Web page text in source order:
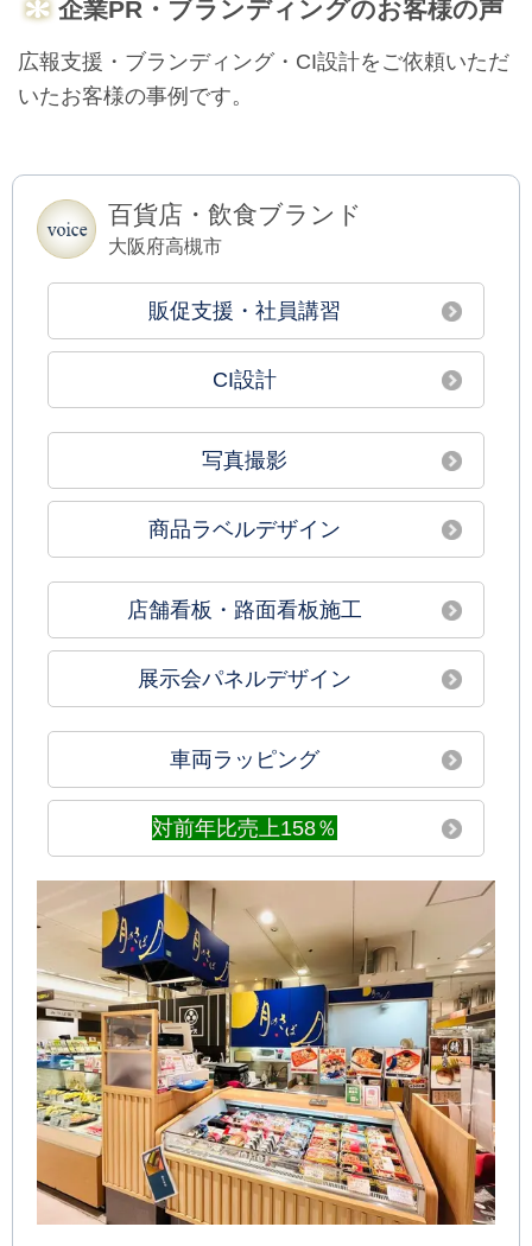
企業PR・ブランディングのお客様の声
広報支援・ブランディング・CI設計をご依頼いただ
いたお客様の事例です。
百貨店・飲食ブランド
大阪府高槻市
販促支援・社員講習
CI設計
写真撮影
商品ラベルデザイン
店舗看板・路面看板施工
展示会パネルデザイン
車両ラッピング
対前年比売上158％